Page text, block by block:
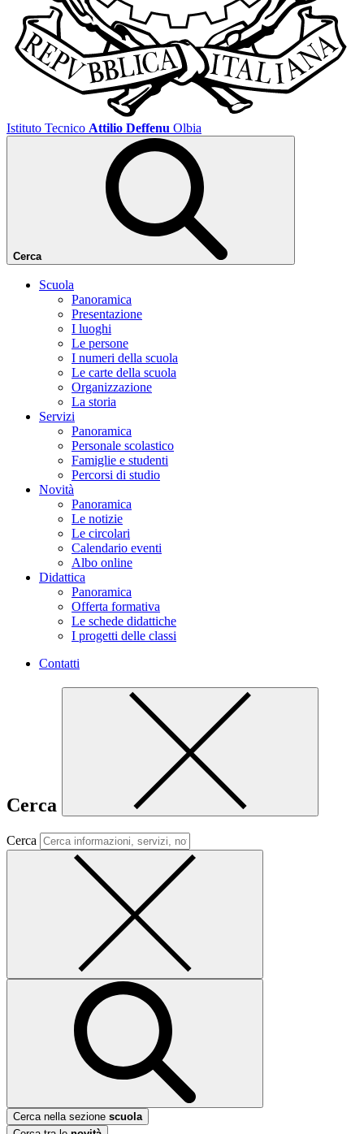
Istituto Tecnico Attilio Deffenu Olbia
Cerca
Scuola
Panoramica
Presentazione
I luoghi
Le persone
I numeri della scuola
Le carte della scuola
Organizzazione
La storia
Servizi
Panoramica
Personale scolastico
Famiglie e studenti
Percorsi di studio
Novità
Panoramica
Le notizie
Le circolari
Calendario eventi
Albo online
Didattica
Panoramica
Offerta formativa
Le schede didattiche
I progetti delle classi
Contatti
Cerca
Cerca
Cerca nella sezione scuola